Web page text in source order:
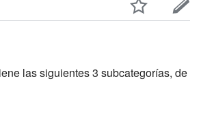
las siguientes 3 subcategorías, de